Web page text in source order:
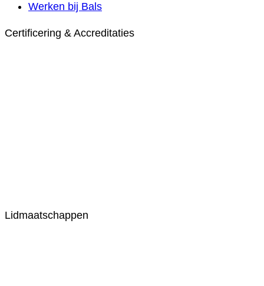
Werken bij Bals
Certificering & Accreditaties
Lidmaatschappen